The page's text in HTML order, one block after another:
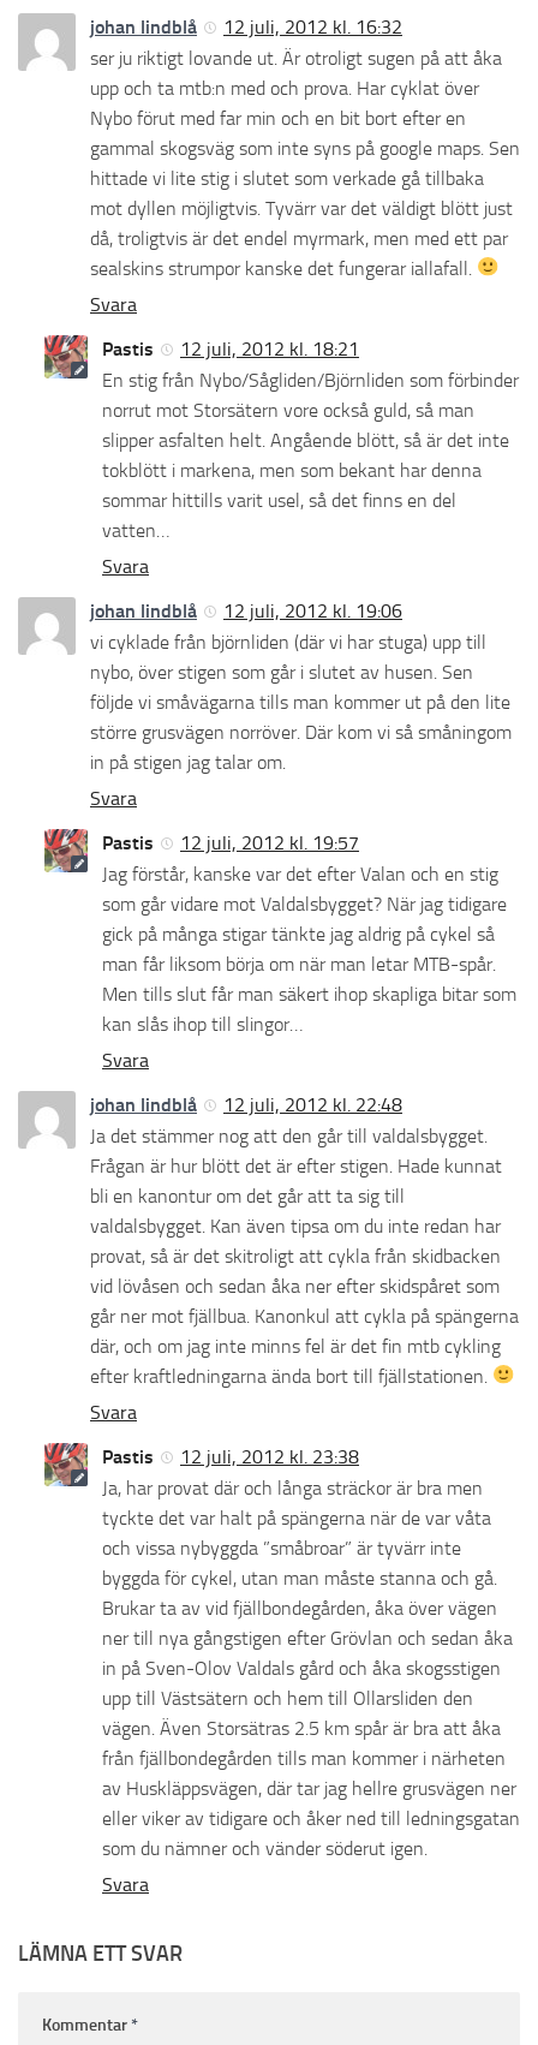
johan lindblå
12 juli, 2012 kl. 16:32
ser ju riktigt lovande ut. Är otroligt sugen på att åka
upp och ta mtb:n med och prova. Har cyklat över
Nybo förut med far min och en bit bort efter en
gammal skogsväg som inte syns på google maps. Sen
hittade vi lite stig i slutet som verkade gå tillbaka
mot dyllen möjligtvis. Tyvärr var det väldigt blött just
då, troligtvis är det endel myrmark, men med ett par
sealskins strumpor kanske det fungerar iallafall.
Svara
Pastis
12 juli, 2012 kl. 18:21
En stig från Nybo/Sågliden/Björnliden som förbinder
norrut mot Storsätern vore också guld, så man
slipper asfalten helt. Angående blött, så är det inte
tokblött i markena, men som bekant har denna
sommar hittills varit usel, så det finns en del
vatten…
Svara
johan lindblå
12 juli, 2012 kl. 19:06
vi cyklade från björnliden (där vi har stuga) upp till
nybo, över stigen som går i slutet av husen. Sen
följde vi småvägarna tills man kommer ut på den lite
större grusvägen norröver. Där kom vi så småningom
in på stigen jag talar om.
Svara
Pastis
12 juli, 2012 kl. 19:57
Jag förstår, kanske var det efter Valan och en stig
som går vidare mot Valdalsbygget? När jag tidigare
gick på många stigar tänkte jag aldrig på cykel så
man får liksom börja om när man letar MTB-spår.
Men tills slut får man säkert ihop skapliga bitar som
kan slås ihop till slingor…
Svara
johan lindblå
12 juli, 2012 kl. 22:48
Ja det stämmer nog att den går till valdalsbygget.
Frågan är hur blött det är efter stigen. Hade kunnat
bli en kanontur om det går att ta sig till
valdalsbygget. Kan även tipsa om du inte redan har
provat, så är det skitroligt att cykla från skidbacken
vid lövåsen och sedan åka ner efter skidspåret som
går ner mot fjällbua. Kanonkul att cykla på spängerna
där, och om jag inte minns fel är det fin mtb cykling
efter kraftledningarna ända bort till fjällstationen.
Svara
Pastis
12 juli, 2012 kl. 23:38
Ja, har provat där och långa sträckor är bra men
tyckte det var halt på spängerna när de var våta
och vissa nybyggda ”småbroar” är tyvärr inte
byggda för cykel, utan man måste stanna och gå.
Brukar ta av vid fjällbondegården, åka över vägen
ner till nya gångstigen efter Grövlan och sedan åka
in på Sven-Olov Valdals gård och åka skogsstigen
upp till Västsätern och hem till Ollarsliden den
vägen. Även Storsätras 2.5 km spår är bra att åka
från fjällbondegården tills man kommer i närheten
av Huskläppsvägen, där tar jag hellre grusvägen ner
eller viker av tidigare och åker ned till ledningsgatan
som du nämner och vänder söderut igen.
Svara
LÄMNA ETT SVAR
Kommentar *